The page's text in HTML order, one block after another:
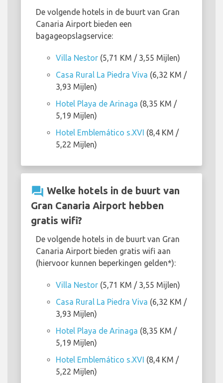
De volgende hotels in de buurt van Gran
Canaria Airport bieden een
bagageopslagservice:
Villa Nestor (5,71 KM / 3,55 Mijlen)
Casa Rural La Piedra Viva (6,32 KM /
3,93 Mijlen)
Hotel Playa de Arinaga (8,35 KM /
5,19 Mijlen)
Hotel Emblemático s.XVI (8,4 KM /
5,22 Mijlen)
question_answer Welke hotels in de buurt van
Gran Canaria Airport hebben
gratis wifi?
De volgende hotels in de buurt van Gran
Canaria Airport bieden gratis wifi aan
(hiervoor kunnen beperkingen gelden*):
Villa Nestor (5,71 KM / 3,55 Mijlen)
Casa Rural La Piedra Viva (6,32 KM /
3,93 Mijlen)
Hotel Playa de Arinaga (8,35 KM /
5,19 Mijlen)
Hotel Emblemático s.XVI (8,4 KM /
5,22 Mijlen)